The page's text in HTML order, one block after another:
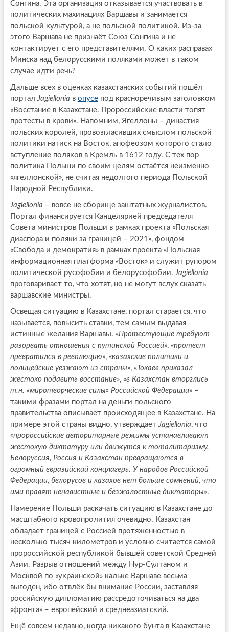
Сонгина. Эта организация отказывается участвовать в
политических махинациях Варшавы и занимается
польской культурой, а не польской политикой. Из-за
этого Варшава не признаёт Союз Сонгина и не
контактирует с его представителями. О каких расправах
Минска над белорусскими поляками может в таком
случае идти речь?
Дальше всех в оценках казахстанских событий пошёл
порталJagiellonia в опусепод красноречивым заголовком
«Восстание в Казахстане. Пророссийские власти топят
протесты в крови». Напомним, Ягеллоны – династия
польских королей, провозгласивших смыслом польской
политики натиск на Восток, апофеозом которого стало
вступление поляков в Кремль в 1612 году. С тех пор
политика Польши по своим целям остаётся неизменно
«ягеллонской», не считая недолгого периода Польской
Народной Республики.
Jagiellonia – вовсе не сборище заштатных журналистов.
Портал финансируется Канцелярией председателя
Совета министров Польши в рамках проекта «Польская
диаспора и поляки за границей – 2021», фондом
«Свобода и демократия» в рамках проекта «Польская
информационная платформа «Восток» и служит рупором
политической русофобии и белорусофобии.Jagiellonia
проговаривает то, что хотят, но не могут вслух сказать
варшавские министры.
Освещая ситуацию в Казахстане, портал старается, что
называется, повысить ставки, тем самым выдавая
истинные желания Варшавы. «Протестующие требуют
разорвать отношения с путинской Россией», «протест
превратился в революцию», «казахские политики и
полицейские уезжают из страны», «Токаев приказал
жестоко подавить восстание», «в Казахстан вторглись
т.н. «миротворческие силы» Российской Федерации» –
такими фразами портал на деньги польского
правительства описывает происходящее в Казахстане. На
примере этой страны видно, утверждаетJagiellonia, что
«пророссийские авторитарные режимы устанавливают
жестокую диктатуру или движутся к тоталитаризму.
Белоруссия, Россия и Казахстан превращаются в
огромный евразийский концлагерь. У народов Российской
Федерации, белорусов и казахов нет больше сомнений, что
ими правят ненавистные и безжалостные диктаторы».
Намерение Польши раскачать ситуацию в Казахстане до
масштабного кровопролития очевидно. Казахстан
обладает границей с Россией протяженностью в
несколько тысяч километров и условно считается самой
пророссийской республикой бывшей советской Средней
Азии. Разрыв отношений между Нур-Султаном и
Москвой по «украинской» кальке Варшаве весьма
выгоден, ибо отвлёк бы внимание России, заставляя
российскую дипломатию рассредоточиваться на два
«фронта» – европейский и среднеазиатский.
Ещё совсем недавно, когда никакого бунта в Казахстане